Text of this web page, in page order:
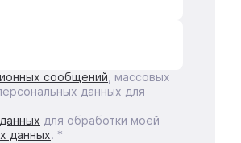
сообщений , массовых
данных для
для обработки моей
данных. *